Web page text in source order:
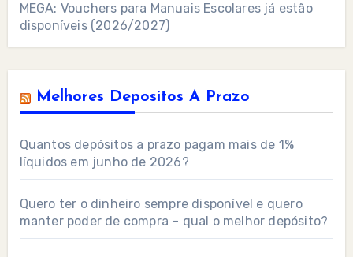
MEGA: Vouchers para Manuais Escolares já estão
disponíveis (2026/2027)
Melhores Depositos A Prazo
Quantos depósitos a prazo pagam mais de 1%
líquidos em junho de 2026?
Quero ter o dinheiro sempre disponível e quero
manter poder de compra – qual o melhor depósito?